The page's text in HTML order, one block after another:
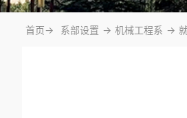
首页-> 系部设置 -> 机械工程系 ->